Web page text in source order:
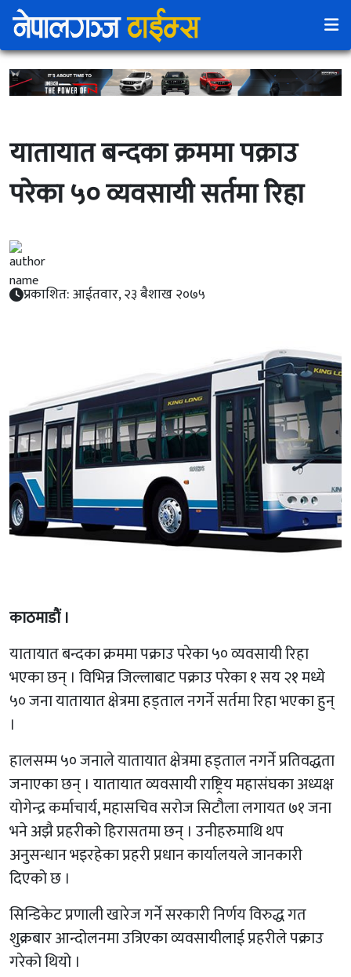
यातायात बन्दका क्रममा पक्राउ
परेका ५० व्यवसायी सर्तमा रिहा
प्रकाशित: आईतवार, २३ बैशाख २०७५
काठमाडाैं ।
यातायात बन्दका क्रममा पक्राउ परेका ५० व्यवसायी रिहा
भएका छन् । विभिन्न जिल्लाबाट पक्राउ परेका १ सय २१ मध्ये
५० जना यातायात क्षेत्रमा हड्ताल नगर्ने सर्तमा रिहा भएका हुन्
।
हालसम्म ५० जनाले यातायात क्षेत्रमा हड्ताल नगर्ने प्रतिवद्धता
जनाएका छन् । यातायात व्यवसायी राष्ट्रिय महासंघका अध्यक्ष
योगेन्द्र कर्माचार्य, महासचिव सरोज सिटौला लगायत ७१ जना
भने अझै प्रहरीको हिरासतमा छन् । उनीहरुमाथि थप
अनुसन्धान भइरहेका प्रहरी प्रधान कार्यालयले जानकारी
दिएको छ ।
सिन्डिकेट प्रणाली खारेज गर्ने सरकारी निर्णय विरुद्ध गत
शुक्रबार आन्दोलनमा उत्रिएका व्यवसायीलाई प्रहरीले पक्राउ
गरेको थियो ।